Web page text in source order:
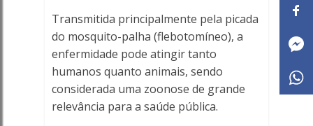
Transmitida principalmente pela picada
do mosquito-palha (flebotomíneo), a
enfermidade pode atingir tanto
humanos quanto animais, sendo
considerada uma zoonose de grande
relevância para a saúde pública.